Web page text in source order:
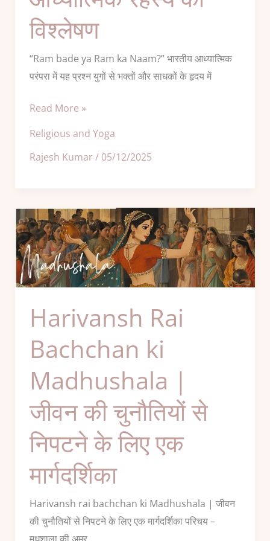
विश्लेषण
“Ram bade ya Ram ka Naam?” भारतीय आध्यात्मिक
परंपरा में यह प्रश्न युगों से भक्तों और साधकों के हृदय में
का
विश्लेषण
Read More »
Religious and Yoga
Rajesh Kumar / 05/12/2025
Harivansh Rai
Bachchan ki
Madhushala |
जीवन की चुनौतियों से
निपटने के लिए एक
मार्गदर्शिका
Harivansh rai bachchan ki Madhushala | जीवन
की चुनौतियों से निपटने के लिए एक मार्गदर्शिका परिचय –
Harivansh
Rai
Bachchan
ki
Madhushala
जीवन
की
चुनौतियों
से
निपटने
के
एक
मार्गदर्शिका